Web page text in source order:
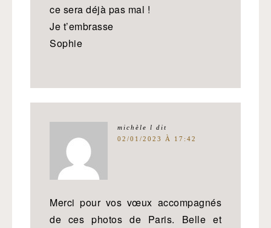
ce sera déjà pas mal !
Je t’embrasse
Sophie
michèle l dit
02/01/2023 À 17:42
Merci pour vos vœux accompagnés
de ces photos de Paris. Belle et